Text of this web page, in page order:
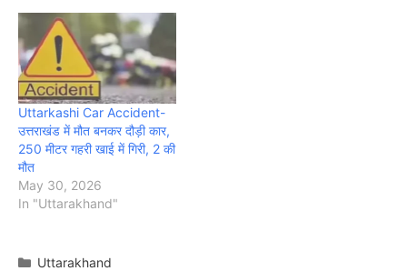
Uttarkashi Car Accident-
उत्तराखंड में मौत बनकर दौड़ी कार,
250 मीटर गहरी खाई में गिरी, 2 की
मौत
May 30, 2026
In "Uttarakhand"
Categories
Uttarakhand